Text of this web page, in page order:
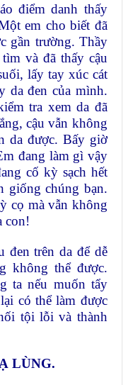
điểm danh thấy
em cho biết đã
gần trường. Thầy
và đã thấy cậu
lấy tay xúc cát
da đen của mình.
tra xem da đã
cậu vẫn không
da được. Bấy giờ
đang làm gì vậy
cố kỳ sạch hết
giống chúng bạn.
cọ mà vẫn không
con!
đen trên da để dễ
không thể được.
ta nếu muốn tẩy
có thể làm được
tội lỗi và thành
LÙNG.